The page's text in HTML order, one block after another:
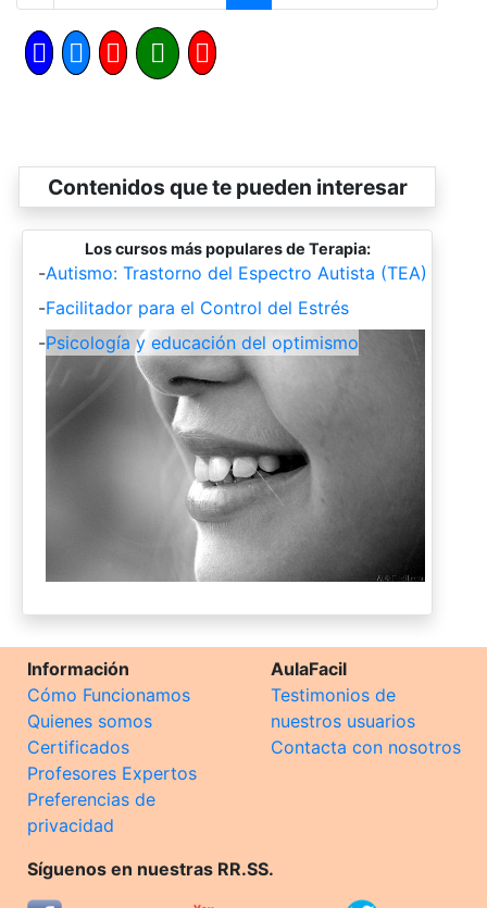
Contenidos que te pueden interesar
Los cursos más populares de Terapia:
-Autismo: Trastorno del Espectro Autista (TEA)
-Facilitador para el Control del Estrés
-Psicología y educación del optimismo
Información
Cómo Funcionamos
Quienes somos
Certificados
Profesores Expertos
Preferencias de
privacidad
AulaFacil
Testimonios de
nuestros usuarios
Contacta con nosotros
Síguenos en nuestras RR.SS.